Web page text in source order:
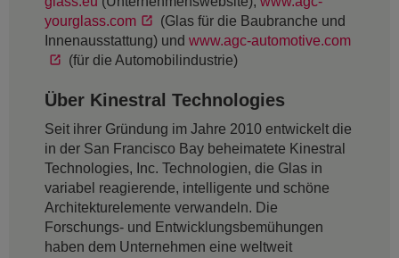
yourglass.com
(Glas für die Baubranche und
Innenausstattung) und www.agc-automotive.com
(für die Automobilindustrie)
Über Kinestral Technologies
Seit ihrer Gründung im Jahre 2010 entwickelt die
in der San Francisco Bay beheimatete Kinestral
Technologies, Inc. Technologien, die Glas in
variabel reagierende, intelligente und schöne
Architekturelemente verwandeln. Die
Forschungs- und Entwicklungsbemühungen
haben dem Unternehmen eine weltweit